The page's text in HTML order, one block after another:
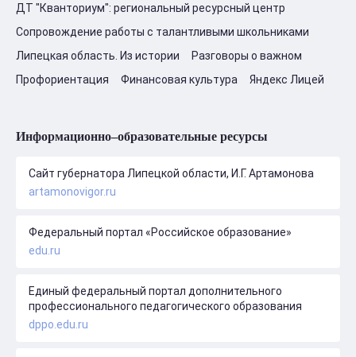
ДТ "Кванториум": региональный ресурсный центр
Сопровождение работы с талантливыми школьниками
Липецкая область. Из истории
Разговоры о важном
Профориентация
Финансовая культура Яндекс Лицей
Информационно–образовательные ресурсы
Сайт губернатора Липецкой области, И.Г. Артамонова
artamonovigor.ru
Федеральный портал «Российское образование»
edu.ru
Единый федеральный портал дополнительного
профессионального педагогического образования
dppo.edu.ru